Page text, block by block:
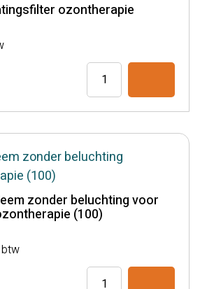
ozontherapie
Beluchtingsfilter
ozontherapie
aantal
zonder beluchting voor
(100)
Infuussysteem